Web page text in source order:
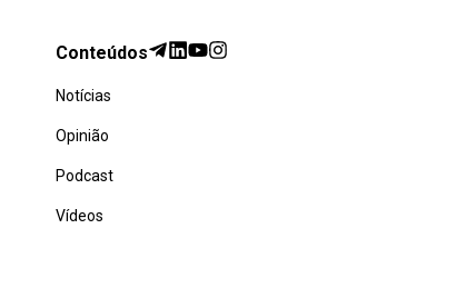
Conteúdos
Notícias
Opinião
Podcast
Vídeos